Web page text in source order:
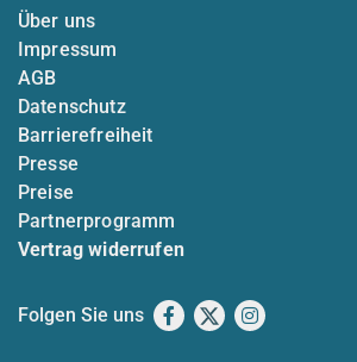
Über uns
Impressum
AGB
Datenschutz
Barrierefreiheit
Presse
Preise
Partnerprogramm
Vertrag widerrufen
Folgen Sie uns Facebook
X Instagram